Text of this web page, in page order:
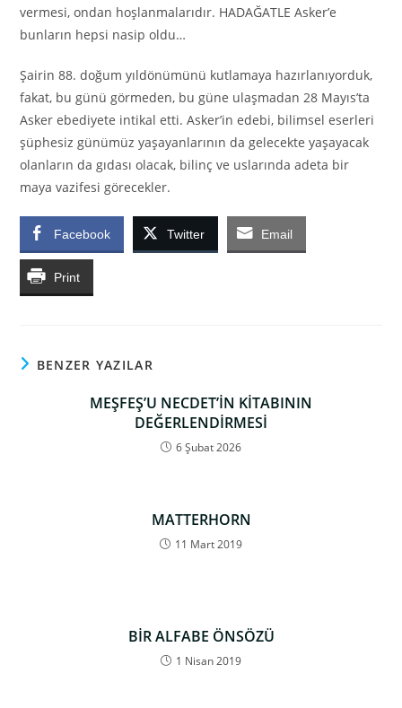
vermesi, ondan hoşlanmalarıdır. HADAĞATLE Asker’e
bunların hepsi nasip oldu…
Şairin 88. doğum yıldönümünü kutlamaya hazırlanıyorduk,
fakat, bu günü görmeden, bu güne ulaşmadan 28 Mayıs’ta
Asker ebediyete intikal etti. Asker’in edebi, bilimsel eserleri
şüphesiz günümüz yaşayanlarının da gelecekte yaşayacak
olanların da gıdası olacak, bilinç ve uslarında adeta bir
maya vazifesi görecekler.
Facebook Twitter Email
Print
BENZER YAZILAR
MEŞFEŞ’U NECDET’İN KİTABININ
DEĞERLENDİRMESİ
6 Şubat 2026
MATTERHORN
11 Mart 2019
BİR ALFABE ÖNSÖZÜ
1 Nisan 2019